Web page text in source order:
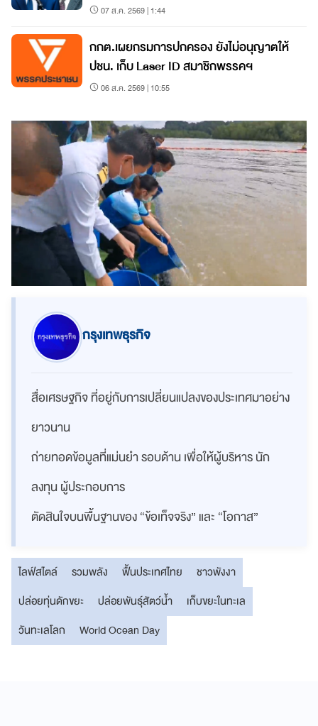
07 ส.ค. 2569 | 1:44
กกต.เผยกรมการปกครอง ยังไม่อนุญาตให้
ปชน. เก็บ Laser ID สมาชิกพรรคฯ
06 ส.ค. 2569 | 10:55
กรุงเทพธุรกิจ
สื่อเศรษฐกิจ ที่อยู่กับการเปลี่ยนแปลงของประเทศมาอย่าง
ยาวนาน
ถ่ายทอดข้อมูลที่แม่นยำ รอบด้าน เพื่อให้ผู้บริหาร นัก
ลงทุน ผู้ประกอบการ
ตัดสินใจบนพื้นฐานของ “ข้อเท็จจริง” และ “โอกาส”
ไลฟ์สไตล์ รวมพลัง ฟื้นประเทศไทย
ชาวพังงา
ปล่อยทุ่นดักขยะ
ปล่อยพันธุ์สัตว์น้ำ
เก็บขยะในทะเล
วันทะเลโลก
World Ocean Day